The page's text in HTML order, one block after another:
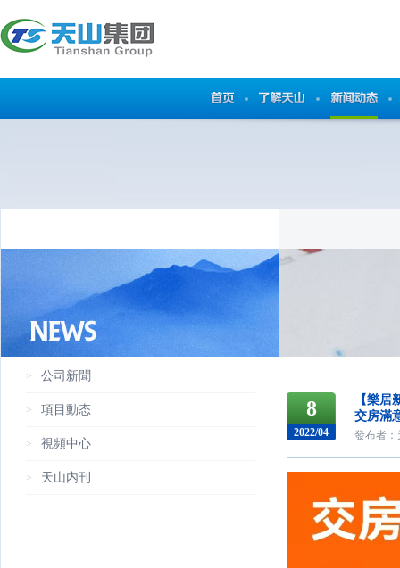
> 公司新聞
> 項目動态
> 視頻中心
> 天山内刊
8
2022/04
【樂
交房滿
發布者